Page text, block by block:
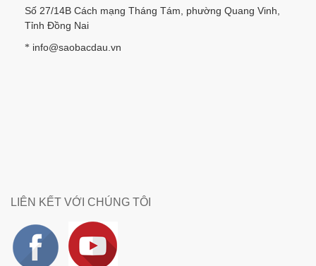
Số 27/14B Cách mạng Tháng Tám, phường Quang Vinh,
Tỉnh Đồng Nai
* info@saobacdau.vn
LIÊN KẾT VỚI CHÚNG TÔI